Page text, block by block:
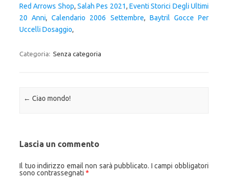
Red Arrows Shop,Salah Pes 2021,Eventi Storici Degli Ultimi
20 Anni,Calendario 2006 Settembre, Baytril Gocce Per
Uccelli Dosaggio,
Categoria: Senza categoria
Navigazione articolo
← Ciao mondo!
Lascia un commento
Il tuo indirizzo email non sarà pubblicato. I campi obbligatori
sono contrassegnati *